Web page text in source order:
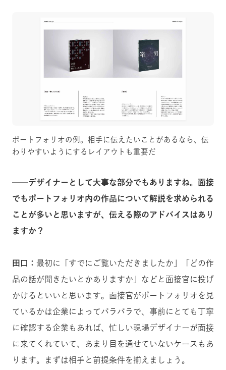
ポートフォリオの例。相手に伝えたいことがあるなら、伝
わりやすいようにするレイアウトも重要だ
──デザイナーとして大事な部分でもありますね。面接
でもポートフォリオ内の作品について解説を求められる
ことが多いと思いますが、伝える際のアドバイスはあり
ますか？
田口： 最初に「すでにご覧いただきましたか」「どの作
品の話が聞きたいとかありますか」などと面接官に投げ
かけるといいと思います。面接官がポートフォリオを見
ているかは企業によってバラバラで、事前にとても丁寧
に確認する企業もあれば、忙しい現場デザイナーが面接
に来てくれていて、あまり目を通せていないケースもあ
ります。まずは相手と前提条件を揃えましょう。